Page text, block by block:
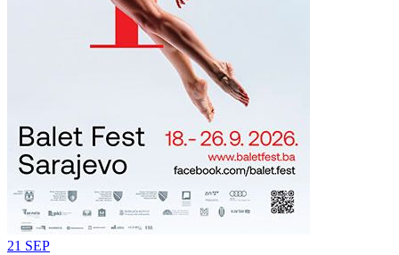
21 SEP